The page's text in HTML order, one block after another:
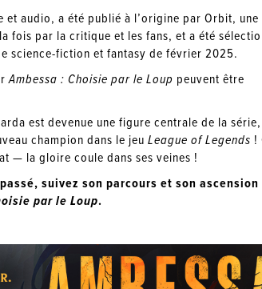
audio, a été publié à l’origine par Orbit, une
fois par la critique et les fans, et a été
science-fiction et fantasy de février 2025.
Ambessa : Choisie par le Loup peuvent être
est devenue une figure centrale de la
champion dans le jeu League of Legends !
— la gloire coule dans ses veines !
suivez son parcours et son ascension
par le Loup.